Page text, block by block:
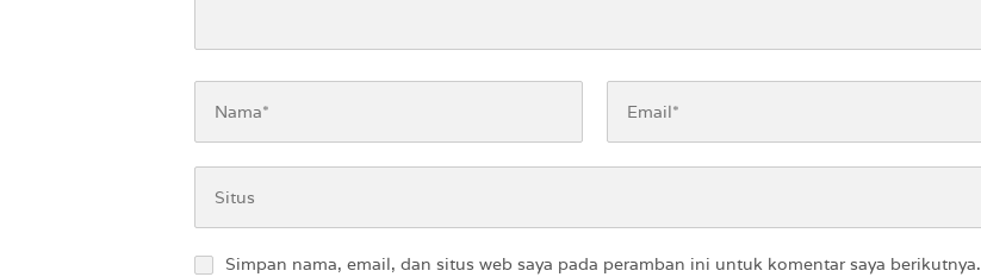
Simpan nama, email, dan situs web saya pada peramban ini untuk komentar saya berikutnya.